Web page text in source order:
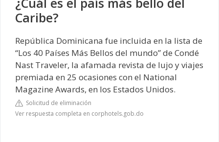
Caribe?
República Dominicana fue incluida en la lista de
“Los 40 Países Más Bellos del mundo” de Condé
Nast Traveler, la afamada revista de lujo y viajes
premiada en 25 ocasiones con el National
Magazine Awards, en los Estados Unidos.
Solicitud de eliminación
Ver respuesta completa en corphotels.gob.do